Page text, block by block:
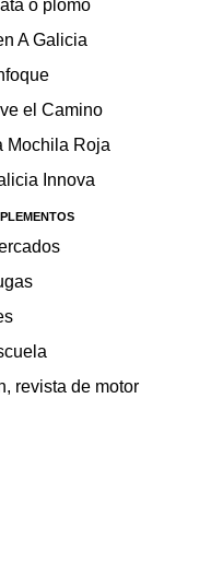
o plomo
A Galicia
el Camino
Mochila Roja
Innova
revista de motor